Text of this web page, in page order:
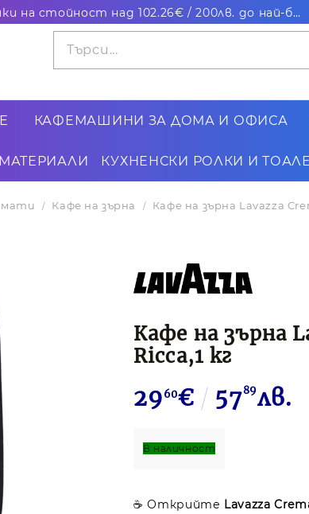
Безплатна доставка за поръчки на стойност над 102.26€ / 200лв. до най-близкия до Вас офис на Еконт
КАФЕМАШИНИ ЗА ДОМА И ОФИСА
КУХНЕНСКИ РОЛКИ И
Кафе на зърна Кафе на зърна Lavazza
Кафе на зърна
Ricca,1 кг
2960€ 5789лв.
В наличност
☕ Открийте Lavazza